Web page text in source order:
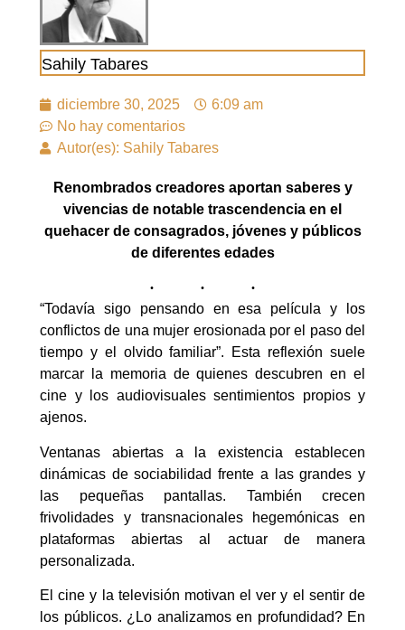
Sahily Tabares
diciembre 30, 2025
6:09 am
No hay comentarios
Autor(es): Sahily Tabares
Renombrados creadores aportan saberes y
vivencias de notable trascendencia en el
quehacer de consagrados, jóvenes y públicos
de diferentes edades
“Todavía sigo pensando en esa película y los
conflictos de una mujer erosionada por el paso del
tiempo y el olvido familiar”. Esta reflexión suele
marcar la memoria de quienes descubren en el
cine y los audiovisuales sentimientos propios y
ajenos.
Ventanas abiertas a la existencia establecen
dinámicas de sociabilidad frente a las grandes y
las pequeñas pantallas. También crecen
frivolidades y transnacionales hegemónicas en
plataformas abiertas al actuar de manera
personalizada.
El cine y la televisión motivan el ver y el sentir de
los públicos. ¿Lo analizamos en profundidad? En